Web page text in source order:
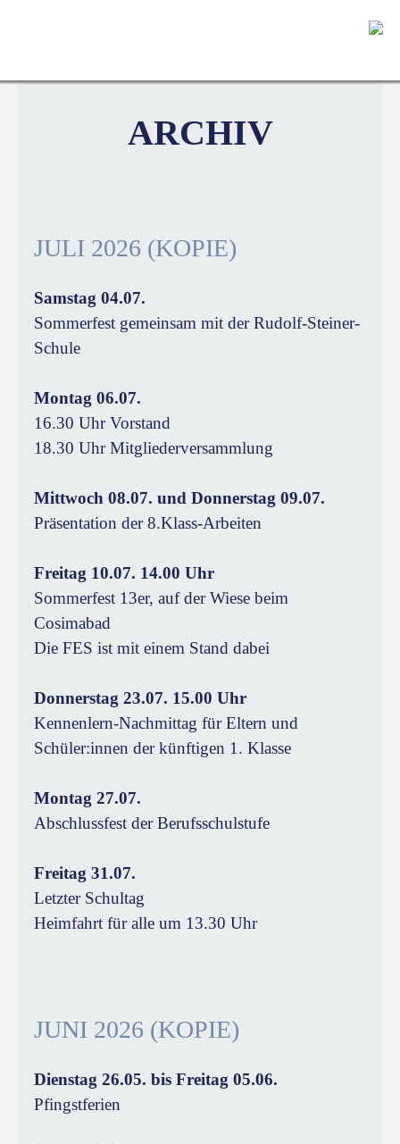
ARCHIV
JULI 2026 (KOPIE)
Samstag 04.07.
Sommerfest gemeinsam mit der Rudolf-Steiner-
Schule
Montag 06.07.
16.30 Uhr Vorstand
18.30 Uhr Mitgliederversammlung
Mittwoch 08.07. und Donnerstag 09.07.
Präsentation der 8.Klass-Arbeiten
Freitag 10.07. 14.00 Uhr
Sommerfest 13er, auf der Wiese beim
Cosimabad
Die FES ist mit einem Stand dabei
Donnerstag 23.07. 15.00 Uhr
Kennenlern-Nachmittag für Eltern und
Schüler:innen der künftigen 1. Klasse
Montag 27.07.
Abschlussfest der Berufsschulstufe
Freitag 31.07.
Letzter Schultag
Heimfahrt für alle um 13.30 Uhr
JUNI 2026 (KOPIE)
Dienstag 26.05. bis Freitag 05.06.
Pfingstferien